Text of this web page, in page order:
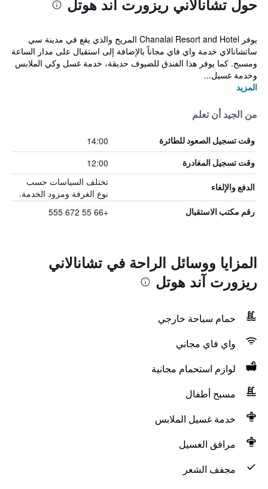
حول تشانالاني ريزورت آند هوتل
يوفر Chanalai Resort and Hotel المريح والذي يقع في مدينة سي
ساتشانالاي خدمة واي فاي مجاناً بالإضافة إلى استقبال على مدار الساعة
ومسبح. كما يوفر هذا الفندق للضيوف حديقة، خدمة غسل وكي الملابس
وخدمة غسيل...
المزيد
من الجيد أن تعلم
وقت تسجيل الصعود للطائرة 14:00
وقت تسجيل المغادرة 12:00
الدفع والإلغاء
تختلف السياسات حسب
نوع الغرفة ومزود الخدمة.
رقم مكتب الاستقبال +66 55 672 555
المزايا ووسائل الراحة في تشانالاني
ريزورت آند هوتل
حمام سباحة خارجي
واي فاي مجاني
لوازم استحمام مجانية
مسبح أطفال
خدمة غسيل الملابس
مرافق الغسيل
مجفف الشعر